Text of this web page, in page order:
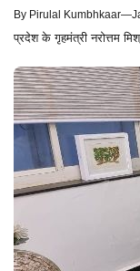
By Pirulal Kumbhkaar—
प्रदेश के गृहमंत्री नरोत्तम